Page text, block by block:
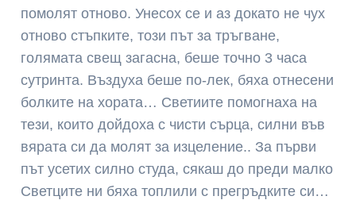
помолят отново. Унесох се и аз докато не чух
отново стъпките, този път за тръгване,
голямата свещ загасна, беше точно 3 часа
сутринта. Въздуха беше по-лек, бяха отнесени
болките на хората… Светиите помогнаха на
тези, които дойдоха с чисти сърца, силни във
вярата си да молят за изцеление.. За първи
път усетих силно студа, сякаш до преди малко
Светците ни бяха топлили с прегръдките си…